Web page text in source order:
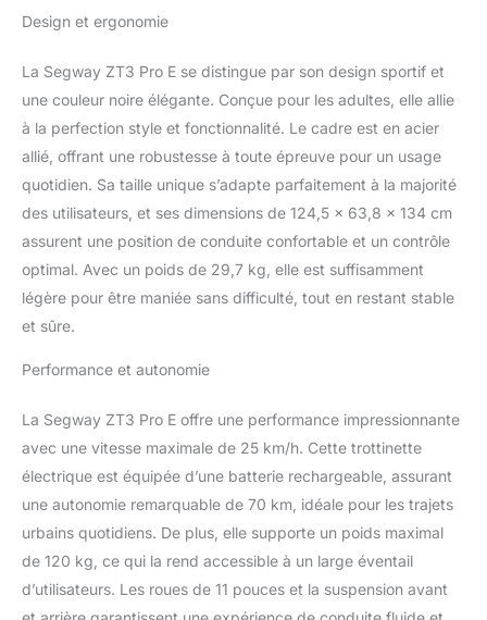
déplacements en toute
sécurité. Pneus tubeless
tout-terrain de 11
pouces. Double
suspension télescopique
à l'avant et suspension à
ressort à l'arrière. Deux
- Système d'amélioration
de la stabilité. Poids : 29
kg. Poids max du
Design et ergonomie
La Segway ZT3 Pro E se distingue par son design sportif et
une couleur noire élégante. Conçue pour les adultes, elle allie
à la perfection style et fonctionnalité. Le cadre est en acier
allié, offrant une robustesse à toute épreuve pour un usage
quotidien. Sa taille unique s’adapte parfaitement à la majorité
des utilisateurs, et ses dimensions de 124,5 x 63,8 x 134 cm
assurent une position de conduite confortable et un contrôle
optimal. Avec un poids de 29,7 kg, elle est suffisamment
légère pour être maniée sans difficulté, tout en restant stable
et sûre.
Performance et autonomie
La Segway ZT3 Pro E offre une performance impressionnante
avec une vitesse maximale de 25 km/h. Cette trottinette
électrique est équipée d’une batterie rechargeable, assurant
une autonomie remarquable de 70 km, idéale pour les trajets
urbains quotidiens. De plus, elle supporte un poids maximal
de 120 kg, ce qui la rend accessible à un large éventail
d’utilisateurs. Les roues de 11 pouces et la suspension avant